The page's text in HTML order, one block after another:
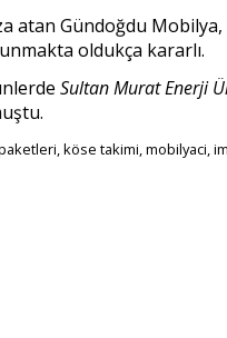
atan Gündoğdu
oldukça kararlı.
Sultan Murat Enerji
köse takimi, mobilyaci,